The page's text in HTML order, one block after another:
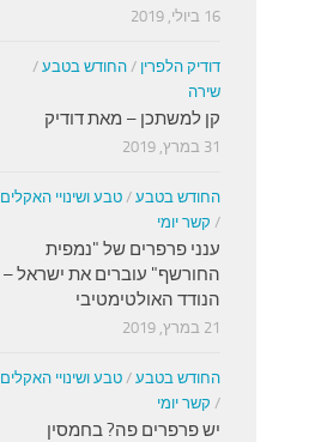
16 ביולי, 2019
דודיק הלפרין / החודש בטבע /
שירה
קן למשתכן – מאת דודיק
31 במרץ, 2019
החודש בטבע / טבע ושינויי האקלים
/ קשר יומי
ענני פרפרים של "נמפית
החורשף" עוברים את ישראל –
הנודד האולטימטיבי
21 במרץ, 2019
החודש בטבע / טבע ושינויי האקלים
/ קשר יומי
יש פרפרים פה? בחמסין